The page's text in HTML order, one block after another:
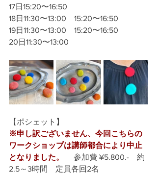
17日15:20〜16:50
18日11:30〜13:00　15:20〜16:50
19日11:30〜13:00　15:20〜16:50
20日11:30〜13:00
【ポシェット】
※申し訳ございません、今回こちらの
ワークショップは講師都合により中止
となりました。
参加費 ¥5.800.-　約
2.5～3時間　定員各回2名